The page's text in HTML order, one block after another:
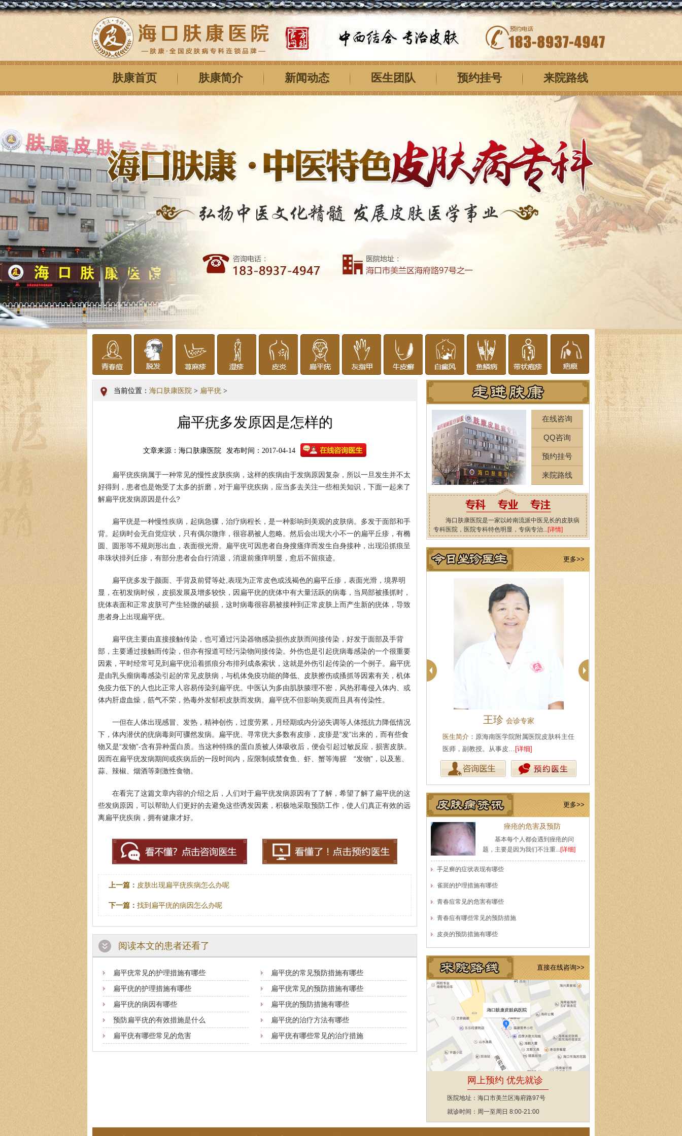
肤康首页 肤康简介 新闻动态 医生团队 预约挂号 来院路线
当前位置： 海口肤康医院 > 扁平疣 >
扁平疣多发原因是怎样的
文章来源：海口肤康医院 发布时间：2017-04-14
扁平疣疾病属于一种常见的慢性皮肤疾病，这样的疾病由于发病原因复杂，所以一旦发生并不太
好得到，患者也是饱受了太多的折磨，对于扁平疣疾病，应当多去关注一些相关知识，下面一起来了
解扁平疣发病原因是什么?
扁平疣是一种慢性疾病，起病急骤，治疗病程长，是一种影响到美观的皮肤病。多发于面部和手
背。起病时会无自觉症状，只有偶尔微痒，很容易被人忽略。然后会出现大小不一的扁平丘疹，有椭
圆、圆形等不规则形出血，表面很光滑。扁平疣可因患者自身搜瘙痒而发生自身接种，出现沿抓痕呈
串珠状排列丘疹，有部分患者会自行消退，消退前瘙痒明显，愈后不留痕迹。
扁平疣多发于颜面、手背及前臂等处,表现为正常皮色或浅褐色的扁平丘疹，表面光滑，境界明
显，在初发病时候，皮损发展及增多较快，因扁平疣的疣体中有大量活跃的病毒，当局部被搔抓时，
疣体表面和正常皮肤可产生轻微的破损，这时病毒很容易被接种到正常皮肤上而产生新的疣体，导致
患者身上出现扁平疣。
扁平疣主要由直接接触传染，也可通过污染器物感染损伤皮肤而间接传染，好发于面部及手背
部，主要通过接触而传染，但亦有报道可经污染物间接传染。外伤也是引起疣病毒感染的一个很重要
因素，平时经常可见到扁平疣沿着抓痕分布排列成条索状，这就是外伤引起传染的一个例子。扁平疣
是由乳头瘤病毒感染引起的常见皮肤病，与机体免疫功能的降低、皮肤擦伤或搔抓等因素有关，机体
免疫力低下的人也比正常人容易传染到扁平疣。中医认为多由肌肤腠理不密，风热邪毒侵入体内、或
体内肝虚血燥，筋气不荣，热毒外发郁积皮肤而发病。扁平疣不但影响美观而且具有传染性。
一但在人体出现感冒、发热，精神创伤，过度劳累，月经期或内分泌失调等人体抵抗力降低情况
下，体内潜伏的疣病毒则可骤然发病。扁平疣、寻常疣大多数有皮疹，皮疹是“发”出来的，而有些食
物又是“发物”-含有异种蛋白质。当这种特殊的蛋白质被人体吸收后，便会引起过敏反应，损害皮肤。
因而在扁平疣发病期间或疾病后的一段时间内，应限制或禁食鱼、虾、蟹等海腥 “发物”，以及葱、
蒜、辣椒、烟酒等刺激性食物。
在看完了这篇文章内容的介绍之后，人们对于扁平疣发病原因有了了解，希望了解了扁平疣的这
些发病原因，可以帮助人们更好的去避免这些诱发因素，积极地采取预防工作，使人们真正有效的远
离扁平疣疾病，拥有健康才好。
上一篇： 皮肤出现扁平疣疾病怎么办呢
下一篇： 找到扁平疣的病因怎么办呢
阅读本文的患者还看了
扁平疣常见的护理措施有哪些
扁平疣的常见预防措施有哪些
扁平疣的护理措施有哪些
扁平疣常见的预防措施有哪些
扁平疣的病因有哪些
扁平疣的预防措施有哪些
预防扁平疣的有效措施是什么
扁平疣的治疗方法有哪些
扁平疣有哪些常见的危害
扁平疣有哪些常见的治疗措施
在线咨询
QQ咨询
预约挂号
来院路线
海口肤康医院是一家以岭南流派中医见长的皮肤病
专科医院，医院专科特色明显，专病专治...[详情]
更多>>
王珍 会诊专家
医生简介 ：原海南医学院附属医院皮肤科主任
医师，副教授。从事皮… [详细]
更多>>
痤疮的危害及预防
基本每个人都会遇到痤疮的问
题，主要是因为我们不注重...[详细]
手足癣的症状表现有哪些
雀斑的护理措施有哪些
青春痘常见的危害有哪些
青春痘有哪些常见的预防措施
皮炎的预防措施有哪些
直接在线咨询>>
网上预约 优先就诊
医院地址：海口市美兰区海府路97号
就诊时间：周一至周日 8:00-21:00